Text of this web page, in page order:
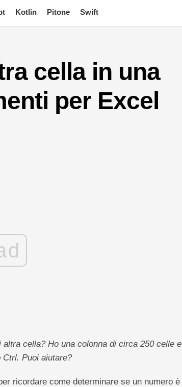
Kotlin Pitone Swift
cella in una
per Excel
cella? Ho una colonna di circa 250 celle e
Ctrl. Puoi aiutare?
ricordare come determinare se un numero è